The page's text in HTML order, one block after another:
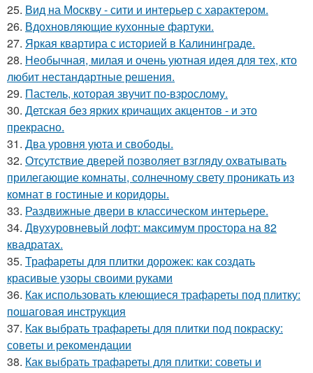
25. Вид на Москву - сити и интерьер с характером.
26. Вдохновляющие кухонные фартуки.
27. Яркая квартира с историей в Калининграде.
28. Необычная, милая и очень уютная идея для тех, кто
любит нестандартные решения.
29. Пастель, которая звучит по-взрослому.
30. Детская без ярких кричащих акцентов - и это
прекрасно.
31. Два уровня уюта и свободы.
32. Отсутствие дверей позволяет взгляду охватывать
прилегающие комнаты, солнечному свету проникать из
комнат в гостиные и коридоры.
33. Раздвижные двери в классическом интерьере.
34. Двухуровневый лофт: максимум простора на 82
квадратах.
35. Трафареты для плитки дорожек: как создать
красивые узоры своими руками
36. Как использовать клеющиеся трафареты под плитку:
пошаговая инструкция
37. Как выбрать трафареты для плитки под покраску:
советы и рекомендации
38. Как выбрать трафареты для плитки: советы и